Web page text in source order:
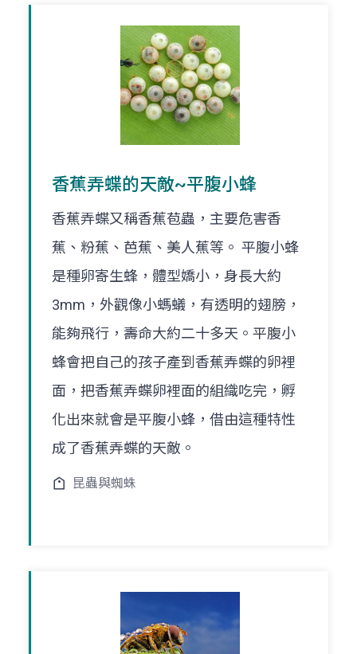
香蕉弄蝶的天敵~平腹小蜂
香蕉弄蝶又稱香蕉苞蟲，主要危害香
蕉、粉蕉、芭蕉、美人蕉等。 平腹小蜂
是種卵寄生蜂，體型嬌小，身長大約
3mm，外觀像小螞蟻，有透明的翅膀，
能夠飛行，壽命大約二十多天。平腹小
蜂會把自己的孩子產到香蕉弄蝶的卵裡
面，把香蕉弄蝶卵裡面的組織吃完，孵
化出來就會是平腹小蜂，借由這種特性
成了香蕉弄蝶的天敵。
昆蟲與蜘蛛